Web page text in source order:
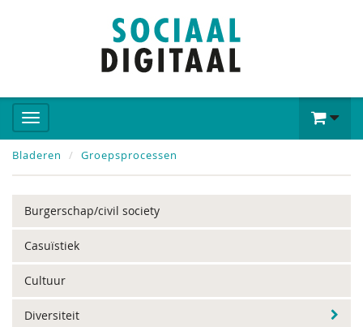
Bladeren Groepsprocessen
Burgerschap/civil society
Casuïstiek
Cultuur
Diversiteit